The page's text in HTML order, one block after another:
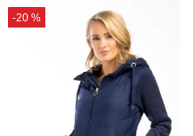
-20 %